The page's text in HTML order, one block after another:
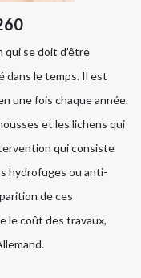
se doit d’être
dans le temps. Il est
une fois chaque année.
et les lichens qui
qui consiste
hydrofuges ou anti-
de ces
le coût des travaux,